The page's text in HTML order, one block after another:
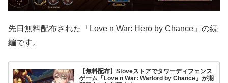
先日無料配布された「Love n War: Hero by Chance」の続
編です。
【無料配布】Stoveストアでタワーディフェンス
ゲーム「Love n War: Warlord by Chance」が期